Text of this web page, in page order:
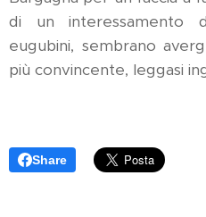
di un interessamento
eugubini, sembrano
più convincente, leggasi
Share